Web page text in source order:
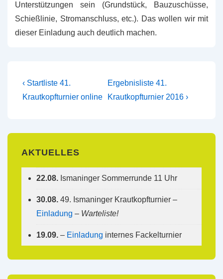
Unterstützungen sein (Grundstück, Bauzuschüsse,
Schießlinie, Stromanschluss, etc.). Das wollen wir mit
dieser Einladung auch deutlich machen.
Beitragsnavigation
Vorheriger
Beitrag
‹ Startliste 41.
Krautkopfturnier online
Nächster
Beitrag
Ergebnisliste 41.
Krautkopfturnier 2016 ›
AKTUELLES
22.08. Ismaninger Sommerrunde 11 Uhr
30.08. 49. Ismaninger Krautkopfturnier –
Einladung – Warteliste!
19.09. – Einladung internes Fackelturnier